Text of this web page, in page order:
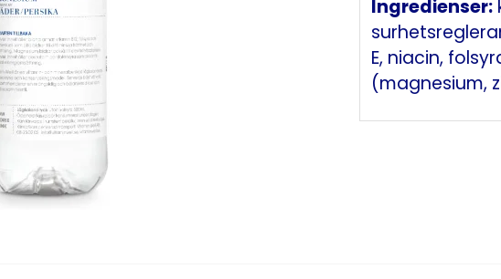
Ingredienser:
E, niacin,
(magnesium,